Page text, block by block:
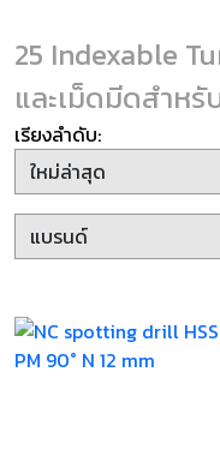
25 Indexable
และเม็ดมีดสำห
เรียงลำดับ: